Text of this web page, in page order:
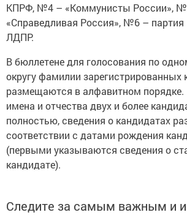
КПРФ, №4 – «Коммунисты России»,
«Справедливая Россия», №6 –
ЛДПР.
В бюллетене для голосования по
округу фамилии зарегистрированных
размещаются в алфавитном
имена и отчества двух и более
полностью, сведения о кандидатах
соответствии с датами рождения
(первыми указываются сведения о
кандидате).
Следите за самым важным и